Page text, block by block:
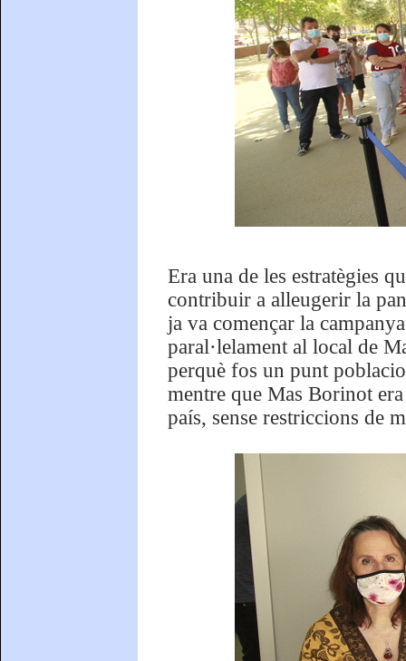
Era una de les estratègies
contribuir a alleugerir la
ja va començar la
paral·lelament al local de
perquè fos un punt
mentre que Mas Borinot
país, sense restriccions de